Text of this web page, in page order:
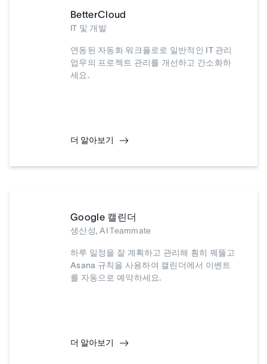
BetterCloud
IT 및 개발
연동된 자동화 워크플로로 일반적인 IT 관리
업무의 프로젝트 관리를 개선하고 간소화하
세요.
더 알아보기
Google 캘린더
생산성, AI Teammate
하루 일정을 잘 계획하고 관리해 훤히 꿰뚫고
Asana 규칙을 사용하여 캘린더에서 이벤트
를 자동으로 예약하세요.
더 알아보기